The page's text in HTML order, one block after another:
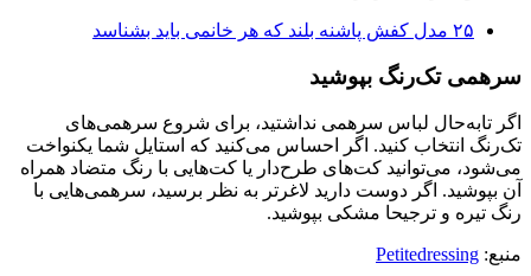
۲۵ مدل کفش پاشنه بلند که هر خانمی باید بشناسد
سرهمی تک‌رنگ بپوشید
اگر تابه‌حال لباس سرهمی نداشتید، برای شروع سرهمی‌های
تک‌رنگ انتخاب کنید. اگر احساس می‌کنید که استایل شما یکنواخت
می‌شود، می‌توانید کت‌های طرح‌دار یا کت‌هایی با رنگ متضاد همراه
آن بپوشید. اگر دوست دارید لاغرتر به نظر برسید، سرهمی‌هایی با
رنگ تیره و ترجیحا مشکی بپوشید.
منبع: Petitedressing